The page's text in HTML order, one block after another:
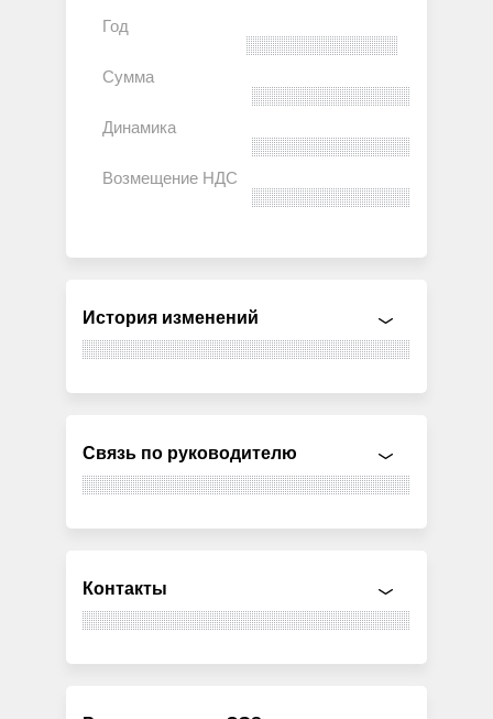
История изменений
Связь по руководителю
Контакты